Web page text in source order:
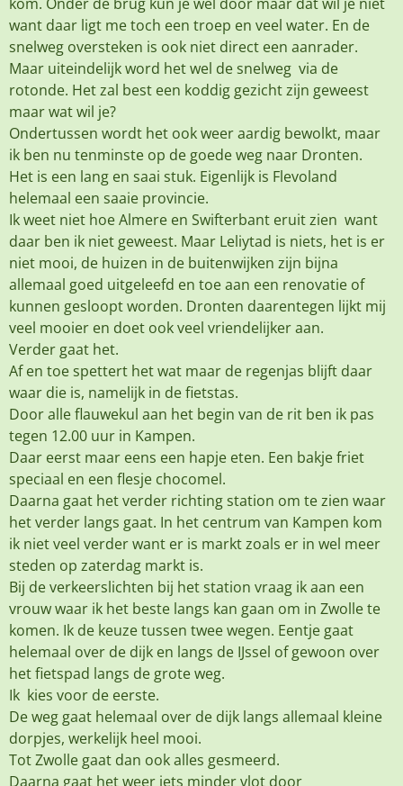
want daar ligt me toch een troep en veel water. En de
snelweg oversteken is ook niet direct een aanrader.
Maar uiteindelijk word het wel de snelweg via de
rotonde. Het zal best een koddig gezicht zijn geweest
maar wat wil je?
Ondertussen wordt het ook weer aardig bewolkt, maar
ik ben nu tenminste op de goede weg naar Dronten.
Het is een lang en saai stuk. Eigenlijk is Flevoland
helemaal een saaie provincie.
Ik weet niet hoe Almere en Swifterbant eruit zien want
daar ben ik niet geweest. Maar Leliytad is niets, het is er
niet mooi, de huizen in de buitenwijken zijn bijna
allemaal goed uitgeleefd en toe aan een renovatie of
kunnen gesloopt worden. Dronten daarentegen lijkt mij
veel mooier en doet ook veel vriendelijker aan.
Verder gaat het.
Af en toe spettert het wat maar de regenjas blijft daar
waar die is, namelijk in de fietstas.
Door alle flauwekul aan het begin van de rit ben ik pas
tegen 12.00 uur in Kampen.
Daar eerst maar eens een hapje eten. Een bakje friet
speciaal en een flesje chocomel.
Daarna gaat het verder richting station om te zien waar
het verder langs gaat. In het centrum van Kampen kom
ik niet veel verder want er is markt zoals er in wel meer
steden op zaterdag markt is.
Bij de verkeerslichten bij het station vraag ik aan een
vrouw waar ik het beste langs kan gaan om in Zwolle te
komen. Ik de keuze tussen twee wegen. Eentje gaat
helemaal over de dijk en langs de IJssel of gewoon over
het fietspad langs de grote weg.
Ik kies voor de eerste.
De weg gaat helemaal over de dijk langs allemaal kleine
dorpjes, werkelijk heel mooi.
Tot Zwolle gaat dan ook alles gesmeerd.
Daarna gaat het weer iets minder vlot door